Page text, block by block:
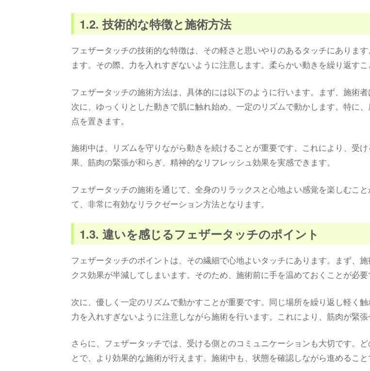
1.2. 技術的な特徴と施術方法
フェザータッチの技術的な特徴は、その軽さと思いやりのあるタッチにありま
ます。その際、力を入れすぎないように注意します。柔らかい動きを繰り返すこ
フェザータッチの施術方法は、具体的には以下のように行います。まず、施術
次に、ゆっくりとした動きで肌に触れ始め、一定のリズムで動かします。特に
点を置きます。
施術中は、リズムを守りながら動きを続けることが重要です。これにより、受
果、筋肉の緊張が和らぎ、精神的なリフレッシュ効果を実感できます。
フェザータッチの施術を通じて、全身のリラックスと心地よい感覚を楽しむこ
て、非常に有効なリラクゼーション方法となります。
1.3. 違いを感じるフェザータッチのポイント
フェザータッチのポイントは、その繊細で心地よいタッチにあります。まず、
クス効果が半減してしまいます。そのため、施術前に手を温めておくことが必要
次に、優しく一定のリズムで動かすことが重要です。同じ場所を繰り返し軽く
力を入れすぎないように注意しながら施術を行います。これにより、筋肉が緊張
さらに、フェザータッチでは、受ける側とのコミュニケーションも大切です。
とで、より効果的な施術が行えます。施術中も、状態を確認しながら進めるこ